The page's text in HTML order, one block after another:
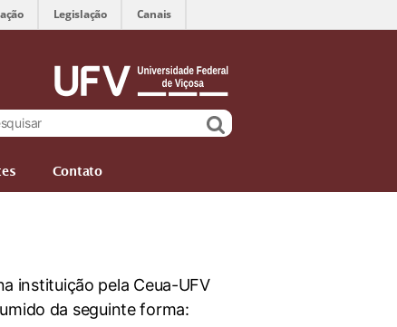
Legislação Canais
Contato
instituição pela Ceua-UFV
da seguinte forma: